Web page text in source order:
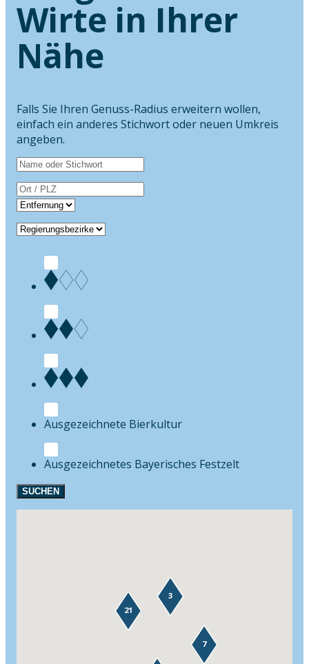
Wirte in Ihrer
Nähe
Falls Sie Ihren Genuss-Radius erweitern wollen,
einfach ein anderes Stichwort oder neuen Umkreis
angeben.
Bierkultur
Festzelt
SUCHEN
7
21
3